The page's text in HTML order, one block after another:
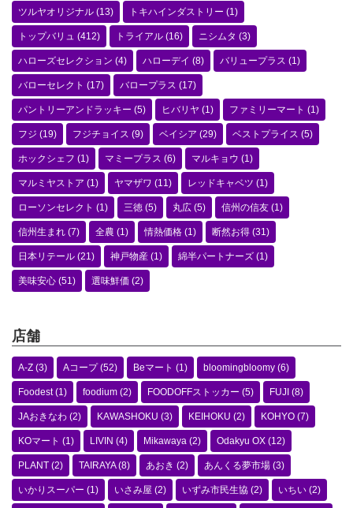
ツルヤオリジナル (13) トキハインダストリー (1)
トップバリュ (412) トライアル (16) ニシムタ (3)
ハローズセレクション (4) ハローデイ (8) バリュープラス (1)
バローセレクト (17) バロープラス (17)
パントリーアンドラッキー (5) ヒバリヤ (1) ファミリーマート (1)
フジ (19) フジチョイス (9) ベイシア (29) ベストプライス (5)
ホックシェフ (1) マミープラス (6) マルキョウ (1)
マルミヤストア (1) ヤマザワ (11) レッドキャベツ (1)
ローソンセレクト (1) 三徳 (5) 丸広 (5) 信州の信友 (1)
信州生まれ (7) 全農 (1) 情熱価格 (1) 断然お得 (31)
日本リテール (21) 神戸物産 (1) 綿半パートナーズ (1)
美味安心 (51) 選味鮮価 (2)
店舗
A-Z (3) Aコープ(52) Beマート (1) bloomingbloomy (6)
Foodest(1) foodium (2) FOODOFFストッカー (5) FUJI (8)
JAおきなわ (2) KAWASHOKU (3) KEIHOKU (2) KOHYO (7)
KOマート (1) LIVIN (4) Mikawaya (2) Odakyu OX (12)
PLANT (2) TAIRAYA(8) あおき (2) あんくる夢市場 (3)
いかりスーパー (1) いさみ屋 (2) いずみ市民生協 (2) いちい (2)